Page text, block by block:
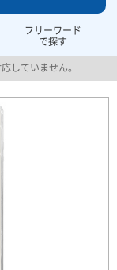
フリーワード
で探す
していません。